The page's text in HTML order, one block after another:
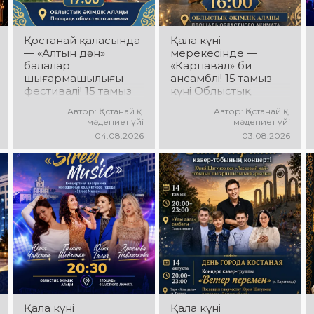
Қостанай қаласында
— «Алтын дән»
балалар
шығармашылығы
фестивалі! 15 тамыз
әкімдік алаңында
«Даму бала»
жобасының балалар
шығармашылық
ұжымдары
қатысатын «Алтын
дән» фестивалі өтеді!
Сіздерді жас
таланттардың
жарқын өнері, әсем
әндер, әсерлі билер
мен мерекелік көңіл
күй күтеді!
Автор: Қостанай қ.
мәдениет үйі
04.08.2026
Қала күні
мерекесінде —
«Карнавал» би
ансамблі! 15 тамыз
күні Облыстық
«Карнавал» би
ансамблінің
бағдарламасы өтеді!
Ансамбль жетекшісі
— Шамиль
Фахрутдинов.
Сіздерді әсерлі
хореографиялық
қойылымдар,
жарқын бейнелер,
қуатты ырғақ пен
мерекелік көңіл күй
күтеді!
Автор: Қостанай қ.
мәдениет үйі
03.08.2026
Қала күні
Қала күні